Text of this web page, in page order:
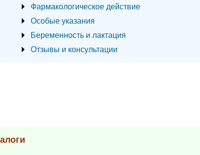
Фармакологическое действие
Особые указания
Беременность и лактация
Отзывы и консультации